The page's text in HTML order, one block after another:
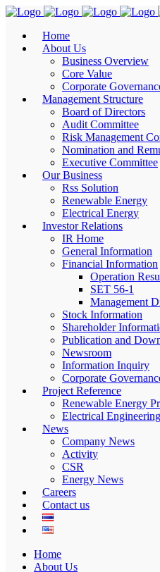
Home
About Us
Business Overview
Core Value
Corporate
Management Structure
Board of Directors
Audit Committee
Risk Management
Nomination and
Executive Committee
Our Business
Rss Solution
Renewable Energy
Electrical Energy
Investor Relations
IR Home
General Information
Financial Information
Operation
SET 56-1
Management
Stock Information
Shareholder
Publication and
Newsroom
Information Inquiry
Corporate
Project Reference
Renewable Energy
Electrical
News
Company News
Activity
CSR
Energy News
Careers
Contact us
Home
About Us